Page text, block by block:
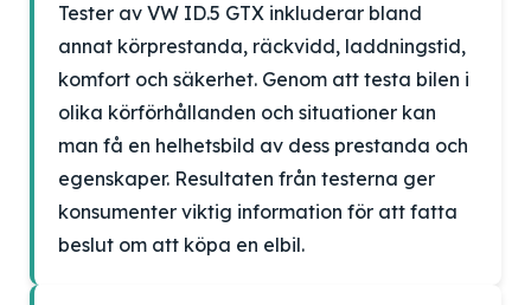
Tester av VW ID.5 GTX inkluderar bland
annat körprestanda, räckvidd, laddningstid,
komfort och säkerhet. Genom att testa bilen i
olika körförhållanden och situationer kan
man få en helhetsbild av dess prestanda och
egenskaper. Resultaten från testerna ger
konsumenter viktig information för att fatta
beslut om att köpa en elbil.